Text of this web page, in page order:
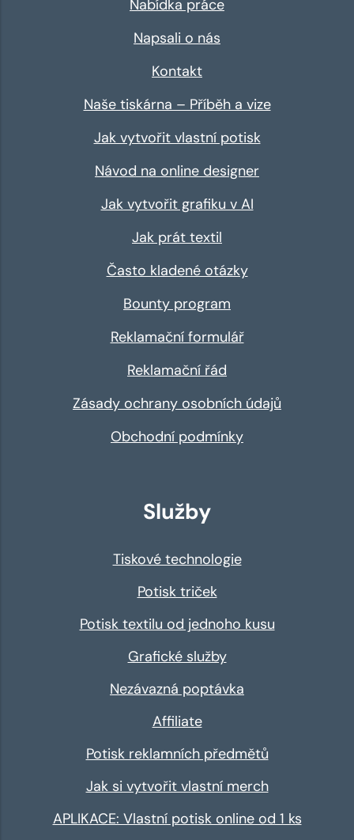
Nabídka práce
Napsali o nás
Kontakt
Naše tiskárna – Příběh a vize
Jak vytvořit vlastní potisk
Návod na online designer
Jak vytvořit grafiku v AI
Jak prát textil
Často kladené otázky
Bounty program
Reklamační formulář
Reklamační řád
Zásady ochrany osobních údajů
Obchodní podmínky
Služby
Tiskové technologie
Potisk triček
Potisk textilu od jednoho kusu
Grafické služby
Nezávazná poptávka
Affiliate
Potisk reklamních předmětů
Jak si vytvořit vlastní merch
APLIKACE: Vlastní potisk online od 1 ks